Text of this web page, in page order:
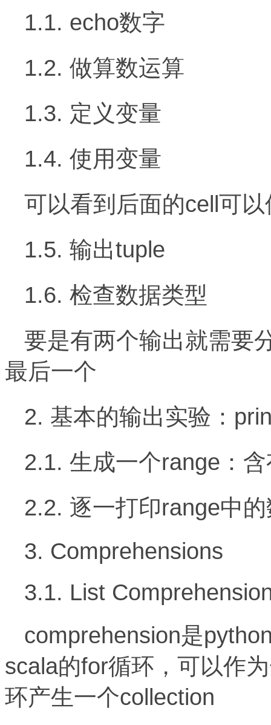
1.1. echo数字
1.2. 做算数运算
1.3. 定义变量
1.4. 使用变量
可以看到后面的cell可
1.5. 输出tuple
1.6. 检查数据类型
要是有两个输出就需要
最后一个
2. 基本的输出实验：
2.1. 生成一个range：
2.2. 逐一打印range中
3. Comprehensions
3.1. List
comprehension是
scala的for循环，可以作
环产生一个collection